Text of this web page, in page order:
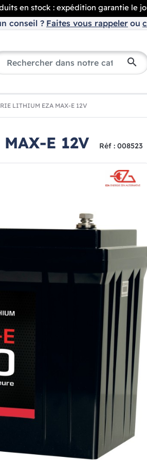
en stock : expédition garantie le
conseil ? Faites vous rappeler ou
search
LITHIUM EZA MAX-E 12V
E 12V Réf : 008523